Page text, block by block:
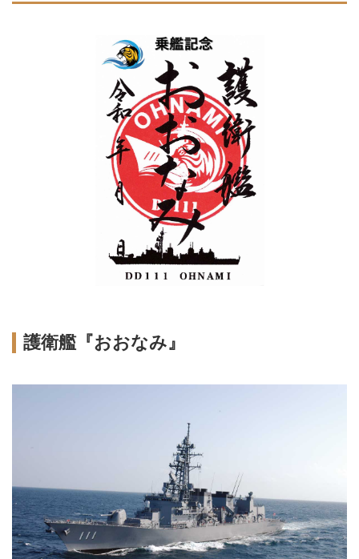
護衛艦『おおなみ』